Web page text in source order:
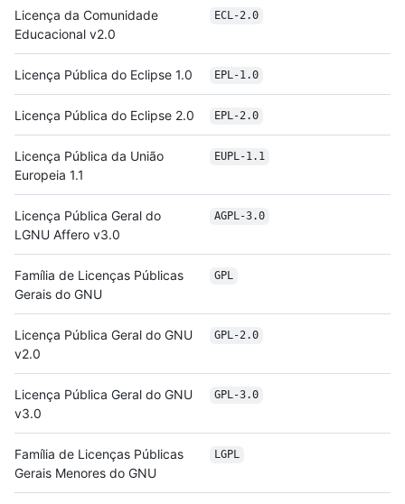
Licença da Comunidade
Educacional v2.0
ECL-2.0
Licença Pública do Eclipse 1.0 EPL-1.0
Licença Pública do Eclipse 2.0 EPL-2.0
Licença Pública da União
Europeia 1.1
EUPL-1.1
Licença Pública Geral do
LGNU Affero v3.0
AGPL-3.0
Família de Licenças Públicas
Gerais do GNU
GPL
Licença Pública Geral do GNU
v2.0
GPL-2.0
Licença Pública Geral do GNU
v3.0
GPL-3.0
Família de Licenças Públicas
Gerais Menores do GNU
LGPL